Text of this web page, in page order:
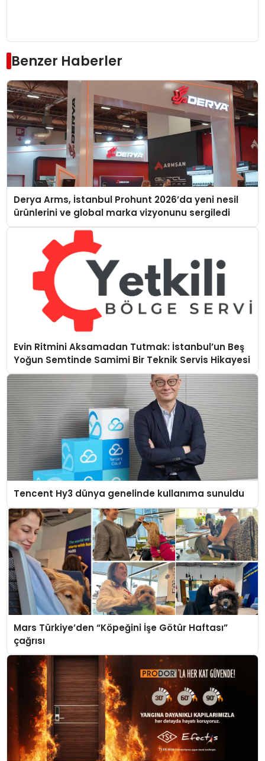
Benzer Haberler
Derya Arms, İstanbul Prohunt 2026’da yeni nesil
ürünlerini ve global marka vizyonunu sergiledi
Evin Ritmini Aksamadan Tutmak: İstanbul’un Beş
Yoğun Semtinde Samimi Bir Teknik Servis Hikayesi
Tencent Hy3 dünya genelinde kullanıma sunuldu
Mars Türkiye’den “Köpeğini İşe Götür Haftası”
çağrısı